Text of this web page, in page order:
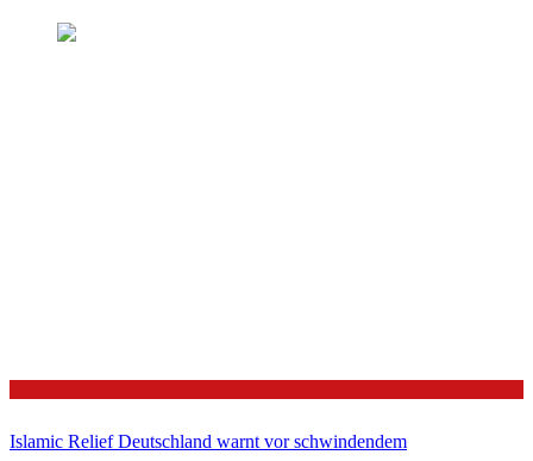
Islamic Relief Deutschland warnt vor schwindendem